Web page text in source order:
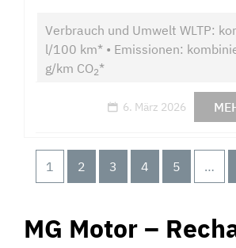
Verbrauch und Umwelt WLTP:
l/100 km* • Emissionen:
g/km CO2*
6. März 2026
1 2 3 4 5 …
MG Motor –